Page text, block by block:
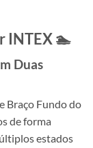
INTEX🏊
Duas
Braço Fundo do
de forma
estados